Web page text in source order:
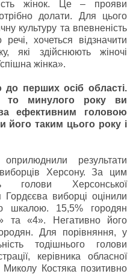
жінок. Це – прояви
долати. Для цього
культуру та впевненість
речі, хочеться відзначити
які здійснюють жіночі
жінка».
до перших осіб області.
минулого року ви
ефективним головою
таким цього року і
результати
виборців Херсону. За цим
голови Херсонської
Гордєєва виборці оцінили
15,5% городян
та «4». Негативно його
Для порівняння, у
тодішнього голови
керівника обласної
Миколу Костяка позитивно